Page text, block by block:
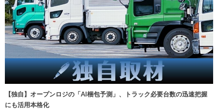
【独自】オープンロジの「AI梱包予測」、トラック必要台数の迅速把握
にも活用本格化